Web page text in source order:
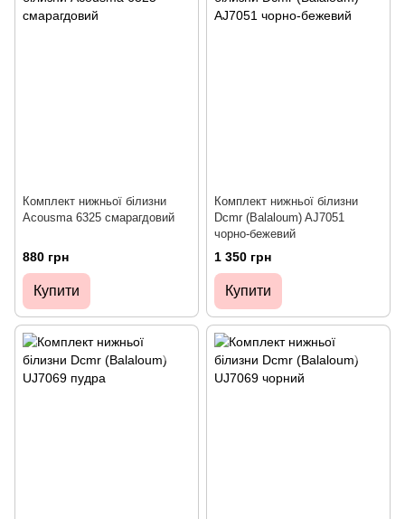
Комплект нижньої білизни
Acousma 6325 смарагдовий
880 грн
Купити
Комплект нижньої білизни
Dcmr (Balaloum) AJ7051
чорно-бежевий
1 350 грн
Купити